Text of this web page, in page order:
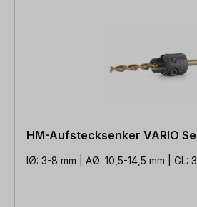
HM-Aufstecksenker VARIO
IØ: 3-8 mm | AØ: 10,5-14,5 mm | GL: